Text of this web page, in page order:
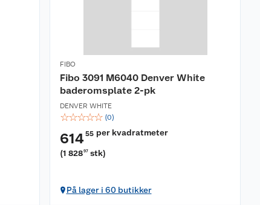
FIBO
Fibo 3091 M6040 Denver White
baderomsplate 2-pk
DENVER WHITE
☆☆☆☆☆ (0)
61455 per kvadratmeter
(1 82897 stk)
På lager i 60 butikker